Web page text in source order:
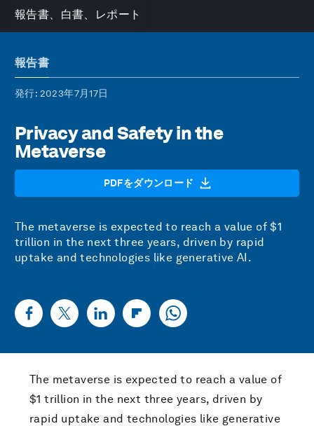
報告書、白書、レポート
報告書
発行: 2023年7月17日
Privacy and Safety in the
Metaverse
PDFをダウンロード
The metaverse is expected to reach a value of $1
trillion in the next three years, driven by rapid
uptake and technologies like generative AI.
The metaverse is expected to reach a value of
$1 trillion in the next three years, driven by
rapid uptake and technologies like generative